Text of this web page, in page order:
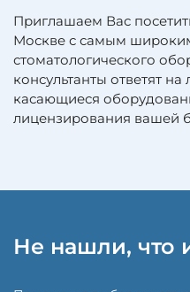
Приглашаем Вас
Москве с самым
стоматологического
консультанты ответят
касающиеся
лицензирования вашей
Не нашли, что